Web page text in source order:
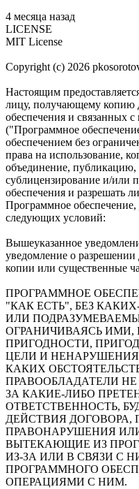
4 месяца назад
LICENSE
MIT License
Copyright (c) 2026
Настоящим
лицу, получающему копию
обеспечения и связанных
("Программное
обеспечением без
права на использование,
объединение, публикацию,
сублицензирование и/или
обеспечения и разрешать
Программное
следующих условий:
Вышеуказанное
уведомление о
копии или существенные
ПРОГРАММНОЕ
"КАК ЕСТЬ", БЕЗ
ИЛИ
ОГРАНИЧИВАЯСЬ ИМИ,
ПРИГОДНОСТИ,
ЦЕЛИ И
КАКИХ
ПРАВООБЛАДАТЕЛИ
ЗА КАКИЕ-ЛИБО
ОТВЕТСТВЕННОСТЬ,
ДЕЙСТВИЯ ДОГОВОРА,
ПРАВОНАРУШЕНИЯ
ВЫТЕКАЮЩИЕ ИЗ
ИЗ-ЗА ИЛИ В СВЯЗИ С
ПРОГРАММНОГО
ОПЕРАЦИЯМИ С НИМ.